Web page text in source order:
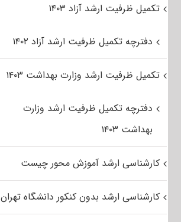
تکمیل ظرفیت ارشد آزاد ۱۴۰۳
دفترچه تکمیل ظرفیت ارشد آزاد ۱۴۰۲
تکمیل ظرفیت ارشد وزارت بهداشت ۱۴۰۳
دفترچه تکمیل ظرفیت ارشد وزارت
بهداشت ۱۴۰۳
کارشناسی ارشد آموزش محور چیست
کارشناسی ارشد بدون کنکور دانشگاه تهران